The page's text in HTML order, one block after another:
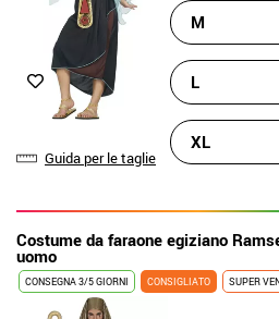
Guida per le taglie
M
L
XL
Costume da faraone egiziano
uomo
CONSEGNA 3/5 GIORNI CONSIGLIATO SUPER